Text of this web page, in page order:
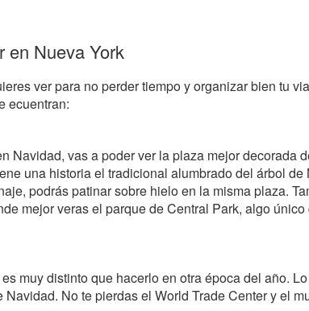
en Nueva York
ver para no perder tiempo y organizar bien tu
ecuentran:
Navidad, vas a poder ver la plaza mejor decorada
una historia el tradicional alumbrado del árbol de
podrás patinar sobre hielo en la misma plaza.
mejor veras el parque de Central Park, algo
muy distinto que hacerlo en otra época del año.
No te pierdas el World Trade Center y el